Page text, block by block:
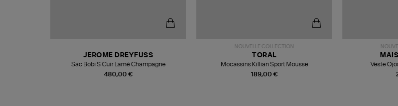
480,00 €
JEROME DREYFUSS
Sac Bobi S Cuir Lamé Champagne
NOUVELLE COLLECTION
189,00 €
TORAL
Mocassins Killian Sport Mousse
Veste